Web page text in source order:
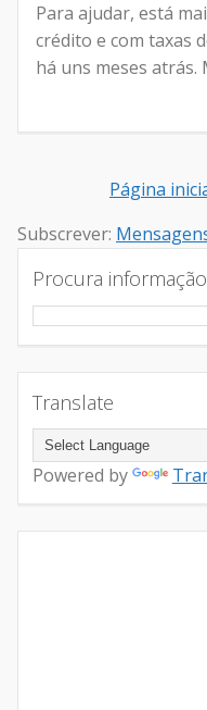
Para ajudar, está
crédito e com taxas
há uns meses atrás.
Página
Subscrever:
Procura
Translate
Powered by